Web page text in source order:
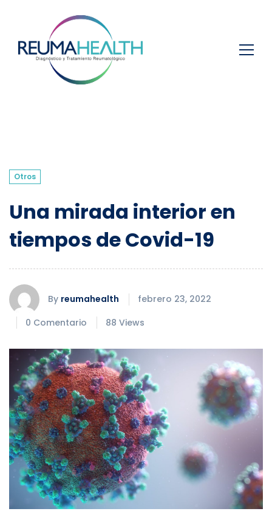
Otros
Una mirada interior en
tiempos de Covid-19
By reumahealth
febrero 23, 2022
0 Comentario
88 Views